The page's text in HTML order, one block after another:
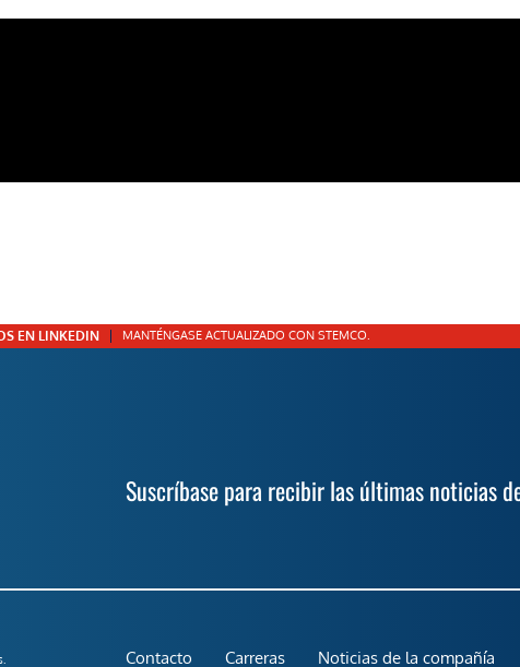
EN LINKEDIN MANTÉNGASE ACTUALIZADO CON STEMCO.
Suscríbase para recibir las últimas noticias
Contacto Carreras Noticias de la compañía